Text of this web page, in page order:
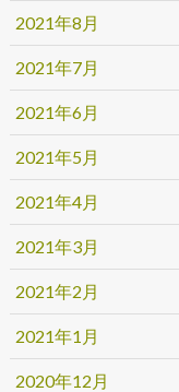
2021年8月
2021年7月
2021年6月
2021年5月
2021年4月
2021年3月
2021年2月
2021年1月
2020年12月